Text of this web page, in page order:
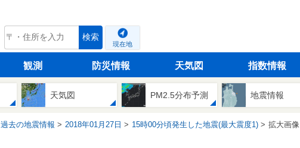
tenki.jp 検索
現在地
観測 防災情報 天気図 指数情報
天気図 PM2.5分布予測 地震情報
過去の地震情報 2018年01月27日 15時00分頃発生した地震(最大震度1) 拡大画像